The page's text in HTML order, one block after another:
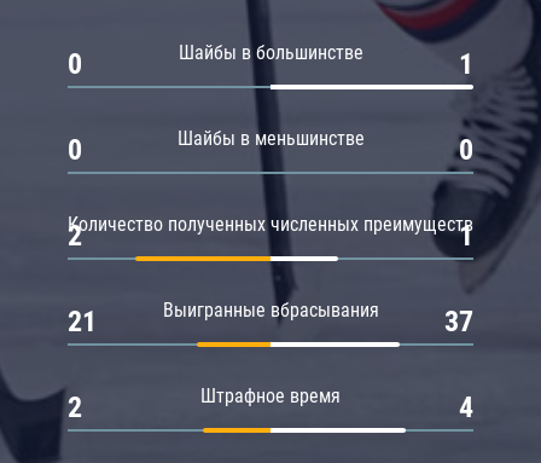
Шайбы в большинстве
0 1
Шайбы в меньшинстве
0 0
Количество полученных численных преимуществ
2 1
Выигранные вбрасывания
21 37
Штрафное время
2 4